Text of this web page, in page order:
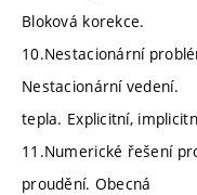
Bloková korekce.
10.Nestacionární
Nestacionární vedení.
tepla. Explicitní,
11.Numerické řešení
proudění. Obecná